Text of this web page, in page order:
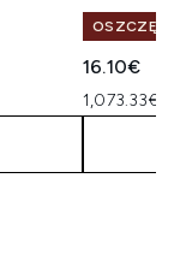
OSZCZĘDŹ
16.10€
1,073.33€